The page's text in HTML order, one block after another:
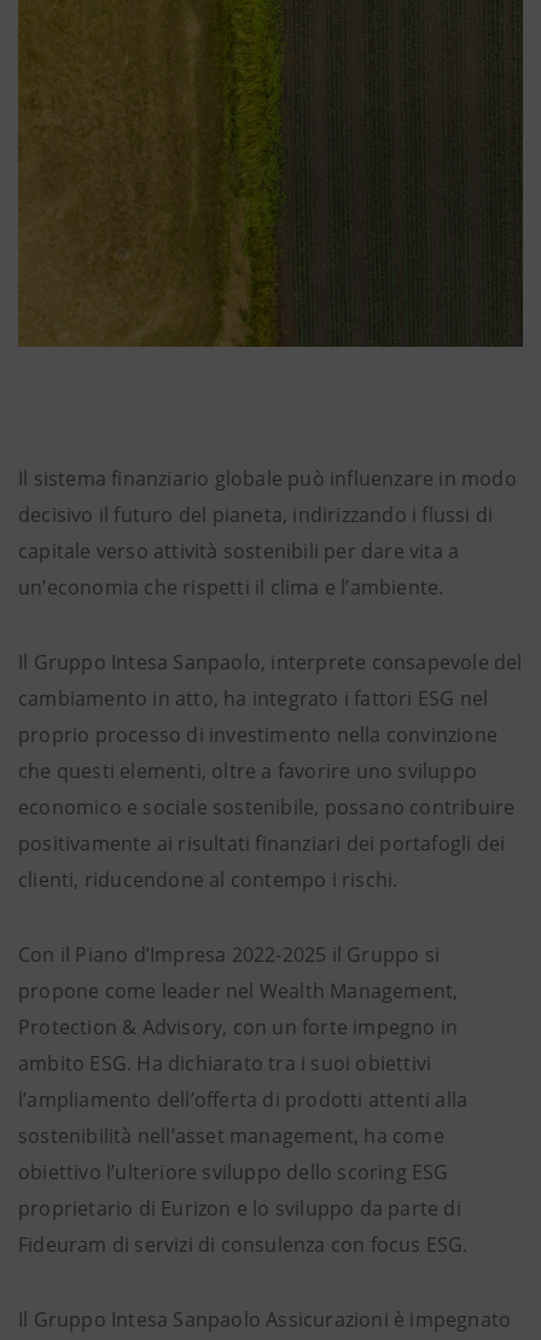
Il sistema finanziario globale può influenzare in modo
decisivo il futuro del pianeta, indirizzando i flussi di
capitale verso attività sostenibili per dare vita a
un’economia che rispetti il clima e l’ambiente.
Il Gruppo Intesa Sanpaolo, interprete consapevole del
cambiamento in atto, ha integrato i fattori ESG nel
proprio processo di investimento nella convinzione
che questi elementi, oltre a favorire uno sviluppo
economico e sociale sostenibile, possano contribuire
positivamente ai risultati finanziari dei portafogli dei
clienti, riducendone al contempo i rischi.
Con il Piano d’Impresa 2022-2025 il Gruppo si
propone come leader nel Wealth Management,
Protection & Advisory, con un forte impegno in
ambito ESG. Ha dichiarato tra i suoi obiettivi
l’ampliamento dell’offerta di prodotti attenti alla
sostenibilità nell’asset management, ha come
obiettivo l’ulteriore sviluppo dello scoring ESG
proprietario di Eurizon e lo sviluppo da parte di
Fideuram di servizi di consulenza con focus ESG.
Il Gruppo Intesa Sanpaolo Assicurazioni è impegnato